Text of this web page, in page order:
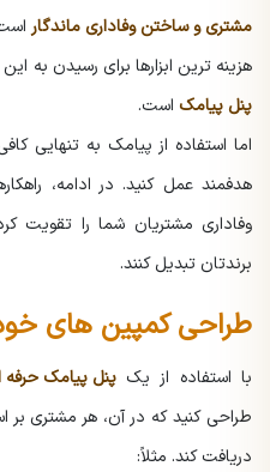
مشتری و ساختن وفاداری ماندگار
هزینه ترین ابزارها برای رسیدن به
پنل پیامک است.
اما استفاده از پیامک به تنهایی
هدفمند عمل کنید. در ادامه،
وفاداری مشتریان شما را تقویت
برندتان تبدیل کنند.
طراحی کمپین های
با استفاده از یکپنل پیامک حرفه
طراحی کنید که در آن، هر مشتری
دریافت کند. مثلاً: